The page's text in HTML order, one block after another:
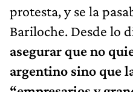
protesta, y se la
Bariloche. Desde lo
asegurar que no
argentino sino que